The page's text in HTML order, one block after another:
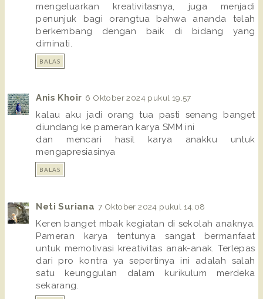
mengeluarkan kreativitasnya, juga menjadi
penunjuk bagi orangtua bahwa ananda telah
berkembang dengan baik di bidang yang
diminati.
BALAS
Anis Khoir 6 Oktober 2024 pukul 19.57
kalau aku jadi orang tua pasti senang banget
diundang ke pameran karya SMM ini
dan mencari hasil karya anakku untuk
mengapresiasinya
BALAS
Neti Suriana 7 Oktober 2024 pukul 14.08
Keren banget mbak kegiatan di sekolah anaknya.
Pameran karya tentunya sangat bermanfaat
untuk memotivasi kreativitas anak-anak. Terlepas
dari pro kontra ya sepertinya ini adalah salah
satu keunggulan dalam kurikulum merdeka
sekarang.